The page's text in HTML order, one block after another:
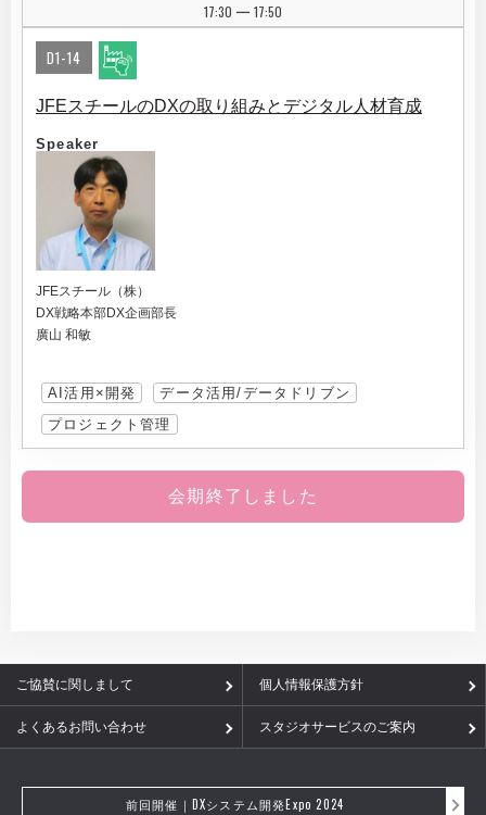
17:30 | 17:50
D1-14
JFEスチールのDXの取り組みとデジタル人材育成
Speaker
JFEスチール（株）
DX戦略本部DX企画部長
廣山 和敏
AI活用×開発
データ活用/データドリブン
プロジェクト管理
会期終了しました
ご協賛に関しまして 個人情報保護方針
よくあるお問い合わせ スタジオサービスのご案内
前回開催｜DXシステム開発Expo 2024